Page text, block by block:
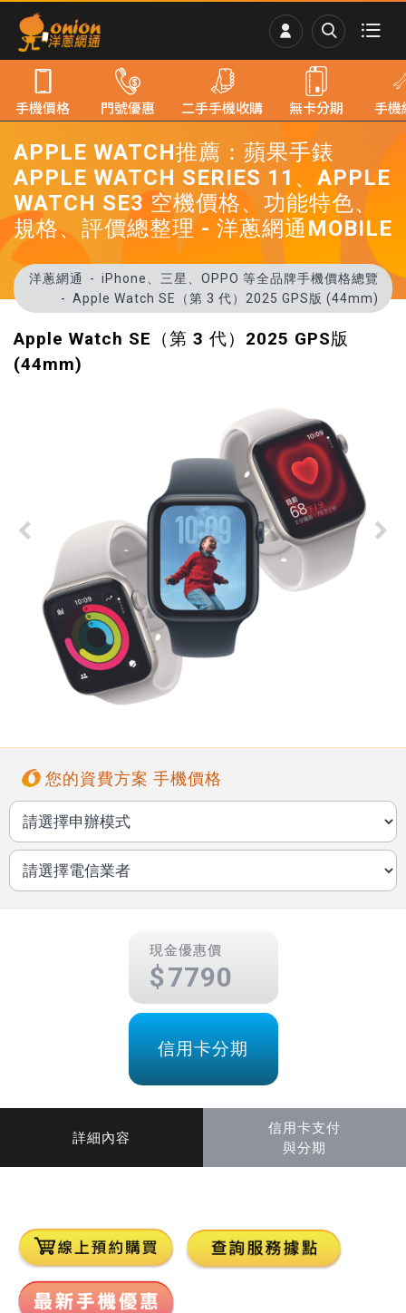
APPLE WATCH推薦：蘋果手錶
APPLE WATCH SERIES 11、APPLE
WATCH SE3 空機價格、功能特色、
規格、評價總整理 - 洋蔥網通MOBILE
洋蔥網通
iPhone、三星、OPPO 等全品牌手機價格總覽
Apple Watch SE（第 3 代）2025 GPS版 (44mm)
Apple Watch SE（第 3 代）2025 GPS版
(44mm)
您的資費方案 手機價格
現金優惠價
7790
信用卡分期
詳細內容
信用卡支付
與分期
手機價格 門號優惠 二手手機收購 無卡分期 手機